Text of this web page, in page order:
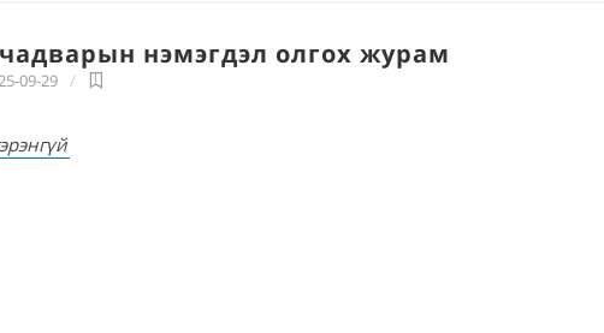
нэмэгдэл олгох журам
09-29